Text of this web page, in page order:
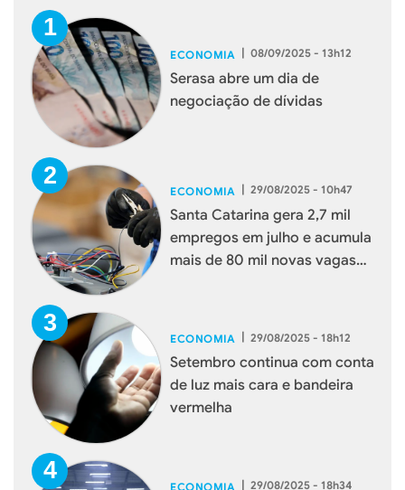
ECONOMIA | 08/09/2025 - 13h12
Serasa abre um dia de
negociação de dívidas
ECONOMIA | 29/08/2025 - 10h47
Santa Catarina gera 2,7 mil
empregos em julho e acumula
mais de 80 mil novas vagas
ECONOMIA | 29/08/2025 - 18h12
Setembro continua com conta
de luz mais cara e bandeira
vermelha
ECONOMIA | 29/08/2025 - 18h34